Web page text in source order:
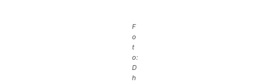
F
o
t
o:
D
h